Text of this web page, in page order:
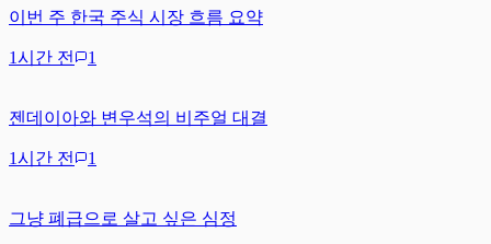
이번 주 한국 주식 시장 흐름 요약
1시간 전 1
젠데이아와 변우석의 비주얼 대결
1시간 전 1
그냥 폐급으로 살고 싶은 심정